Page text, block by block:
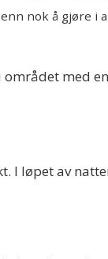
nok å gjøre i
området med
I løpet av